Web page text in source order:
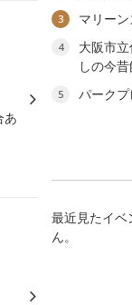
あ
3 マリー
4
大阪市
しの今
5
パーク
最近見たイ
ん。